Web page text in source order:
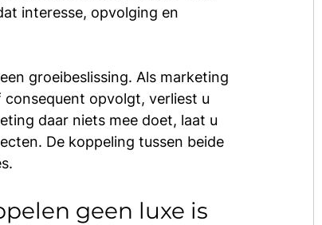
interesse, opvolging en
groeibeslissing. Als marketing
opvolgt, verliest u
daar niets mee doet, laat u
De koppeling tussen beide
geen luxe is